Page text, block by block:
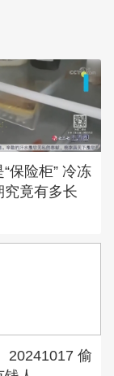
保险柜” 冷冻
究竟有多长
20241017 偷